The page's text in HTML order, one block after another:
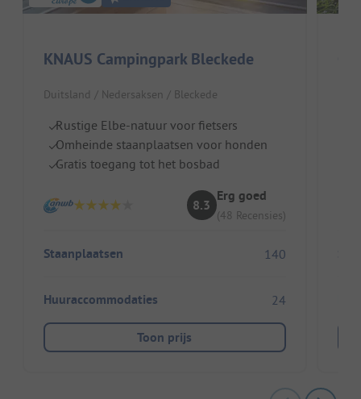
KNAUS Campingpark Bleckede
Duitsland / Nedersaksen / Bleckede
Rustige Elbe-natuur voor fietsers
Omheinde staanplaatsen voor honden
Gratis toegang tot het bosbad
8.3
Erg goed
(48 Recensies)
Staanplaatsen 140
Huuraccommodaties 24
Toon prijs